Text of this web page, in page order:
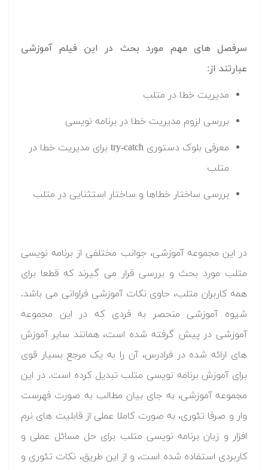
سرفصل های مهم مورد بحث در این فیلم آموزشی
عبارتند از:
مدیریت خطا در متلب
بررسی لزوم مدیریت خطا در برنامه نویسی
معرفی بلوک دستوری try-catch برای مدیریت خطا در
متلب
بررسی ساختار خطاها و ساختار استثنایی در متلب
در این مجموعه آموزشی، جوانب مختلفی از برنامه نویسی
متلب مورد بحث و بررسی قرار می گیرند که قطعا برای
همه کاربران متلب، حاوی نکات آموزشی فراوانی می باشد.
شیوه آموزشی منحصر به فردی که در این مجموعه
آموزشی در پیش گرفته شده است، همانند سایر آموزش
های ارائه شده در فرادرس، آن را به یک مرجع بسیار قوی
برای آموزش برنامه نویسی متلب تبدیل کرده است. در این
مجموعه آموزشی، به جای بیان مطالب به صورت فهرست
وار و صرفا تئوری، به صورت کاملا عملی از قابلیت های نرم
افزار و زبان برنامه نویسی متلب برای حل مسائل عملی و
کاربردی استفاده شده است، و از این طریق، نکات تئوری و